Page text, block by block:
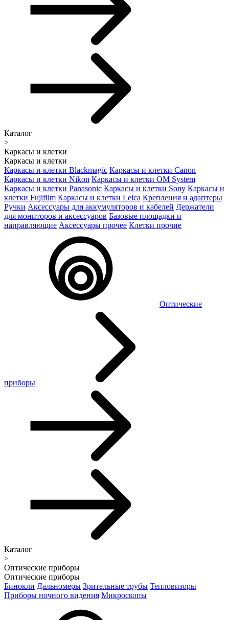
Каталог
>
Каркасы и клетки
Каркасы и клетки
Каркасы и клетки Blackmagic Каркасы и клетки Canon
Каркасы и клетки Nikon Каркасы и клетки OM System
Каркасы и клетки Panasonic Каркасы и клетки Sony Каркасы и
клетки Fujifilm Каркасы и клетки Leica Крепления и адаптеры
Ручки Аксессуары для аккумуляторов и кабелей Держатели
для мониторов и аксессуаров Базовые площадки и
направляющие Аксессуары прочее Клетки прочие
Оптические
приборы
Каталог
>
Оптические приборы
Оптические приборы
Бинокли Дальномеры Зрительные трубы Тепловизоры
Приборы ночного видения Микроскопы